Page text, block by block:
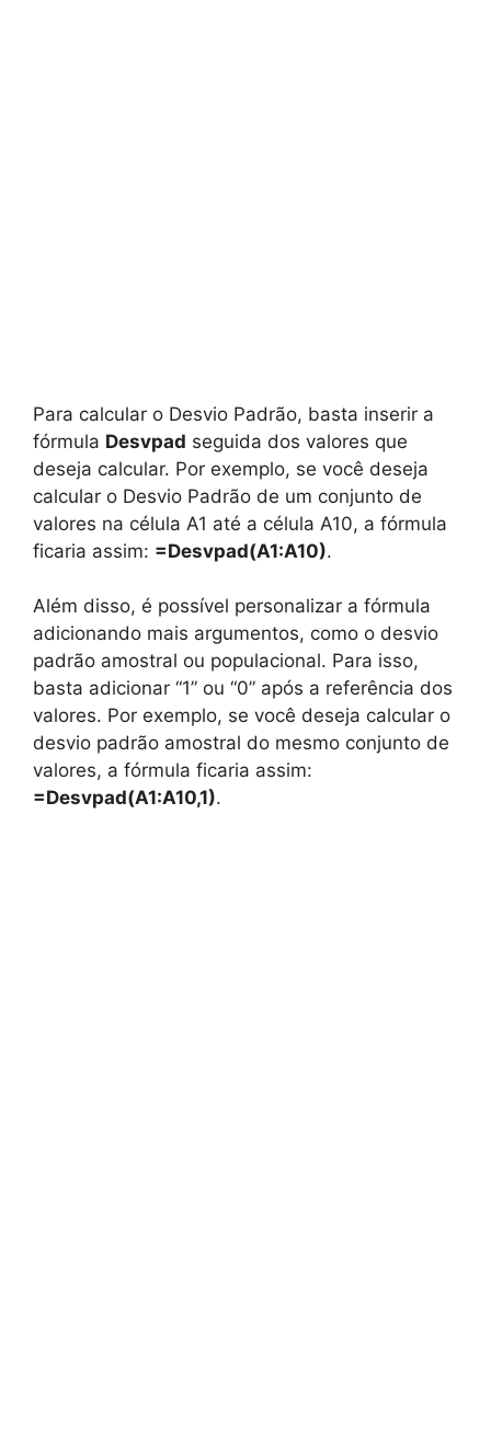
Para calcular o Desvio Padrão, basta inserir a
fórmula Desvpad seguida dos valores que
deseja calcular. Por exemplo, se você deseja
calcular o Desvio Padrão de um conjunto de
valores na célula A1 até a célula A10, a fórmula
ficaria assim: =Desvpad(A1:A10).
Além disso, é possível personalizar a fórmula
adicionando mais argumentos, como o desvio
padrão amostral ou populacional. Para isso,
basta adicionar “1” ou “0” após a referência dos
valores. Por exemplo, se você deseja calcular o
desvio padrão amostral do mesmo conjunto de
valores, a fórmula ficaria assim:
=Desvpad(A1:A10,1).